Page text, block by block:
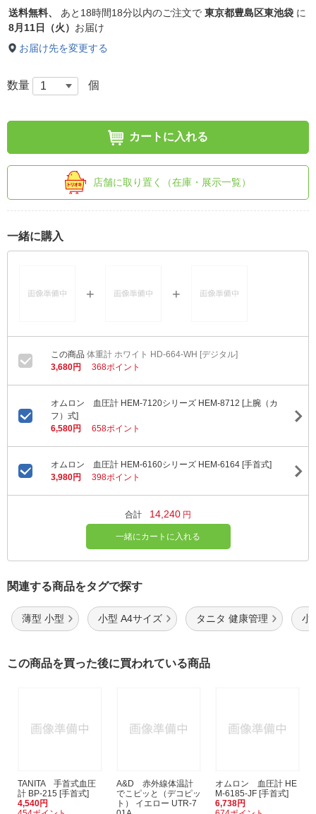
送料無料、 あと 18時間18分以内のご注文で 東京都豊島区東池袋 に
8月11日（火） お届け
お届け先を変更する
数量 個
カートに入れる
店舗に取り置く（在庫・展示一覧）
一緒に購入
体重計 ホワイト HD-664-WH [デジタル]
3,680円
368ポイント
オムロン 血圧計 HEM-7120シリーズ HEM-8712 [上腕（カ
フ）式]
6,580円
658ポイント
オムロン 血圧計 HEM-6160シリーズ HEM-6164 [手首式]
3,980円
398ポイント
合計 14,240 円
一緒にカートに入れる
関連する商品をタグで探す
薄型 小型 小型 A4サイズ タニタ 健康管理 小
この商品を買った後に買われている商品
TANITA 手首式血圧
計 BP-215 [手首式]
4,540円
A&D 赤外線体温計
でこピッと（デコピッ
ト） イエロー UTR-7
オムロン 血圧計 HE
M-6185-JF [手首式]
6,738円